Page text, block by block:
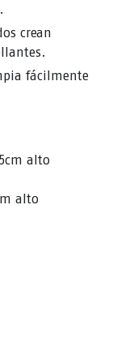
crean
fácilmente
alto
alto